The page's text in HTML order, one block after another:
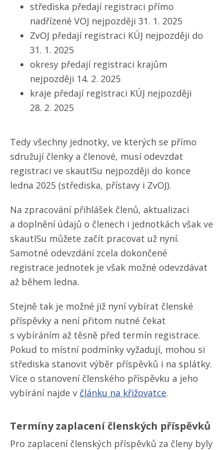
střediska předají registraci přímo
nadřízené VOJ nejpozději 31. 1. 2025
ZvOJ předají registraci KÚJ nejpozději do
31. 1. 2025
okresy předají registraci krajům
nejpozději 14. 2. 2025
kraje předají registraci KÚJ nejpozději
28. 2. 2025
Tedy všechny jednotky, ve kterých se přímo
sdružují členky a členové, musí odevzdat
registraci ve skautISu nejpozději do konce
ledna 2025 (střediska, přístavy i ZvOJ).
Na zpracování přihlášek členů, aktualizaci
a doplnění údajů o členech i jednotkách však ve
skautISu můžete začít pracovat už nyní.
Samotné odevzdání zcela dokončené
registrace jednotek je však možné odevzdávat
až během ledna.
Stejně tak je možné již nyní vybírat členské
příspěvky a není přitom nutné čekat
s vybíráním až těsně před termín registrace.
Pokud to místní podmínky vyžadují, mohou si
střediska stanovit výběr příspěvků i na splátky.
Více o stanovení členského příspěvku a jeho
vybírání najde v článku na křižovatce.
Termíny zaplacení členských příspěvků
Pro zaplacení členských příspěvků za členy byly